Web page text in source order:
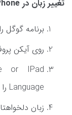
تغییر زبان در IPhone:
برنامه گوگل
روی آیکن
or IPad
Language را انتخاب کنید.
زبان